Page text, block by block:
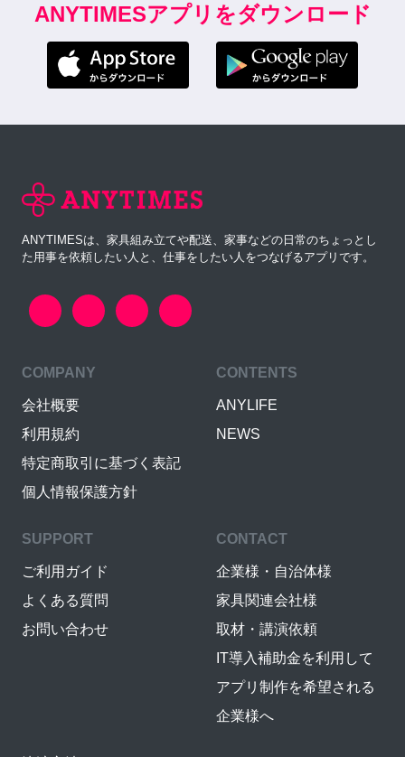
ANYTIMESアプリをダウンロード
ANYTIMESは、家具組み立てや配送、家事などの日常のちょっとし
た用事を依頼したい人と、仕事をしたい人をつなげるアプリです。
COMPANY
会社概要
利用規約
特定商取引に基づく表記
個人情報保護方針
CONTENTS
ANYLIFE
NEWS
SUPPORT
ご利用ガイド
よくある質問
お問い合わせ
CONTACT
企業様・自治体様
家具関連会社様
取材・講演依頼
IT導入補助金を利用して
アプリ制作を希望される
企業様へ